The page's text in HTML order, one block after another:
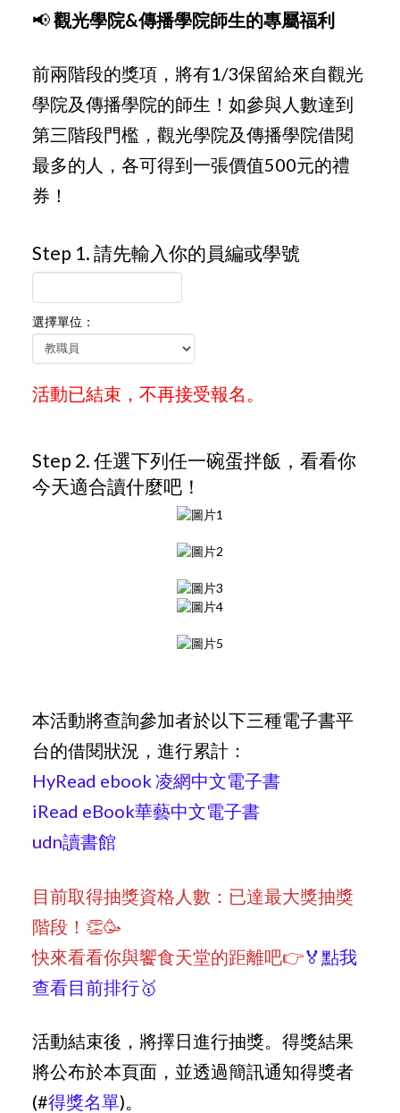
📢觀光學院&傳播學院師生的專屬福利
前兩階段的獎項，將有1/3保留給來自觀光
學院及傳播學院的師生！如參與人數達到
第三階段門檻，觀光學院及傳播學院借閱
最多的人，各可得到一張價值500元的禮
券！
Step 1. 請先輸入你的員編或學號
選擇單位：
活動已結束，不再接受報名。
Step 2. 任選下列任一碗蛋拌飯，看看你
今天適合讀什麼吧！
本活動將查詢參加者於以下三種電子書平
台的借閱狀況，進行累計：
HyRead ebook 凌網中文電子書
iRead eBook華藝中文電子書
udn讀書館
目前取得抽獎資格人數：已達最大獎抽獎
階段！👏🥳
快來看看你與饗食天堂的距離吧👉🏅點我
查看目前排行🥇
活動結束後，將擇日進行抽獎。得獎結果
將公布於本頁面，並透過簡訊通知得獎者
(#得獎名單)。